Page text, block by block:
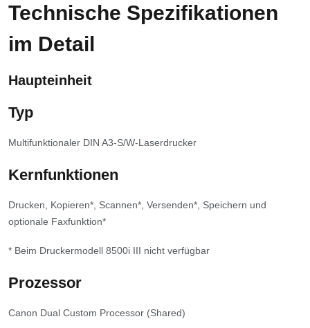
Technische Spezifikationen
im Detail
Haupteinheit
Typ
Multifunktionaler DIN A3-S/W-Laserdrucker
Kernfunktionen
Drucken, Kopieren*, Scannen*, Versenden*, Speichern und
optionale Faxfunktion*
* Beim Druckermodell 8500i III nicht verfügbar
Prozessor
Canon Dual Custom Processor (Shared)